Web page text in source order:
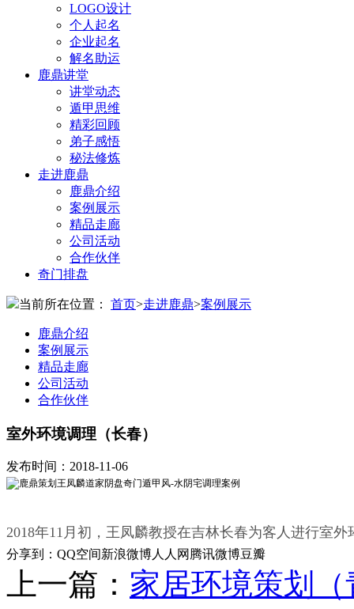
LOGO设计
个人起名
企业起名
解名助运
鹿鼎讲堂
讲堂动态
遁甲思维
精彩回顾
弟子感悟
秘法修炼
走进鹿鼎
鹿鼎介绍
案例展示
精品走廊
公司活动
合作伙伴
奇门排盘
当前所在位置： 首页>走进鹿鼎>案例展示
鹿鼎介绍
案例展示
精品走廊
公司活动
合作伙伴
室外环境调理（长春）
发布时间：2018-11-06
2018年11月初，王凤麟教授在吉林长春为客人进行室外
分享到： QQ空间新浪微博人人网 腾讯微博豆瓣
上一篇： 家居环境策划